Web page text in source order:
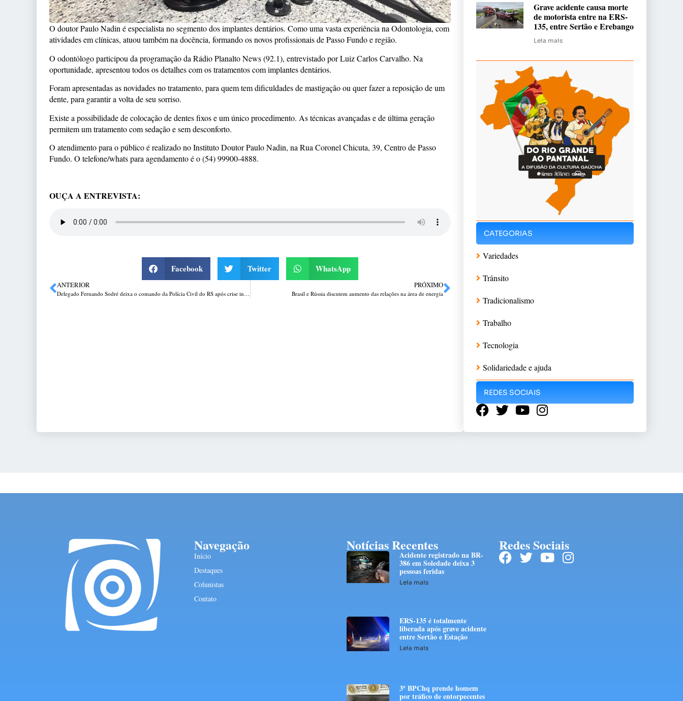
O doutor Paulo Nadin é especialista no segmento dos implantes dentários. Como uma vasta experiência na Odontologia, com
atividades em clínicas, atuou também na docência, formando os novos profissionais de Passo Fundo e região.
O odontólogo participou da programação da Rádio Planalto News (92.1), entrevistado por Luiz Carlos Carvalho. Na
oportunidade, apresentou todos os detalhes com os tratamentos com implantes dentários.
Foram apresentadas as novidades no tratamento, para quem tem dificuldades de mastigação ou quer fazer a reposição de um
dente, para garantir a volta de seu sorriso.
Existe a possibilidade de colocação de dentes fixos e um único procedimento. As técnicas avançadas e de última geração
permitem um tratamento com sedação e sem desconforto.
O atendimento para o público é realizado no Instituto Doutor Paulo Nadin, na Rua Coronel Chicuta, 39, Centro de Passo
Fundo. O telefone/whats para agendamento é o (54) 99900-4888.
OUÇA A ENTREVISTA:
Facebook Twitter WhatsApp
ANTERIOR
Delegado Fernando Sodré deixa o comando da Polícia Civil do RS após crise interna
PRÓXIMO
Brasil e Rússia discutem aumento das relações na área de energia
Grave acidente causa morte
de motorista entre na ERS-
135, entre Sertão e Erebango
Leia mais
CATEGORIAS
Variedades
Trânsito
Tradicionalismo
Trabalho
Tecnologia
Solidariedade e ajuda
REDES SOCIAIS
Navegação
Início
Destaques
Colunistas
Contato
Notícias Recentes
Acidente registrado na BR-
386 em Soledade deixa 3
pessoas feridas
Leia mais
ERS-135 é totalmente
liberada após grave acidente
entre Sertão e Estação
Leia mais
3º BPChq prende homem
por tráfico de entorpecentes
Redes Sociais